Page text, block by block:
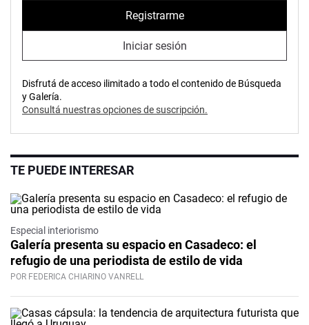
Registrarme
Iniciar sesión
Disfrutá de acceso ilimitado a todo el contenido de Búsqueda
y Galería.
Consultá nuestras opciones de suscripción.
TE PUEDE INTERESAR
Especial interiorismo
Galería presenta su espacio en Casadeco: el
refugio de una periodista de estilo de vida
POR FEDERICA CHIARINO VANRELL